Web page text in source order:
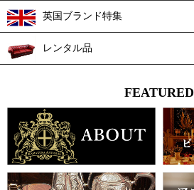
英国ブランド特集
レンタル品
FEATURED